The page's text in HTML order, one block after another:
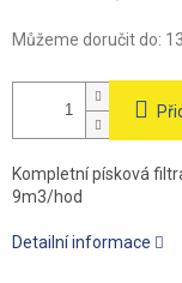
Můžeme doručit do:
Kompletní písková
9m3/hod
Detailní informace